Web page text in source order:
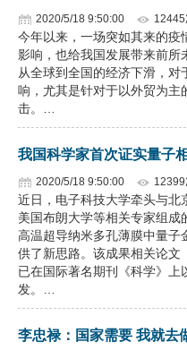
2020/5/18 9:50:00
今年以来，一场突如其来的疫
影响，也给我国发展带来前所
从全球到全国的经济下滑，
响，尤其是针对于以外贸为主
击。…
我国科学家首次证实量子
2020/5/18 9:50:00
近日，电子科技大学牵头与北
美国布朗大学等相关专家组
高温超导纳米多孔薄膜中量子
供了新思路。该成果相关论文
已在国际著名期刊《科学》上
发。…
李忠禄：国家需要 我就去